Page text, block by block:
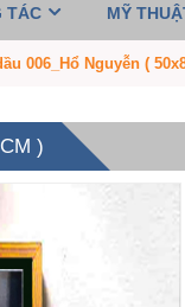
TÁC MỸ
006_Hổ Nguyễn (
)